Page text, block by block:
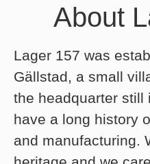
About
Lager 157 was
Gällstad, a small
the headquarter still
have a long history
and manufacturing.